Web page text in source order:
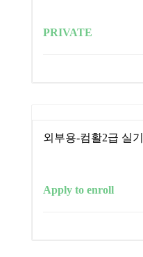
PRIVATE
외부용-컴활2급 실기
Apply to enroll